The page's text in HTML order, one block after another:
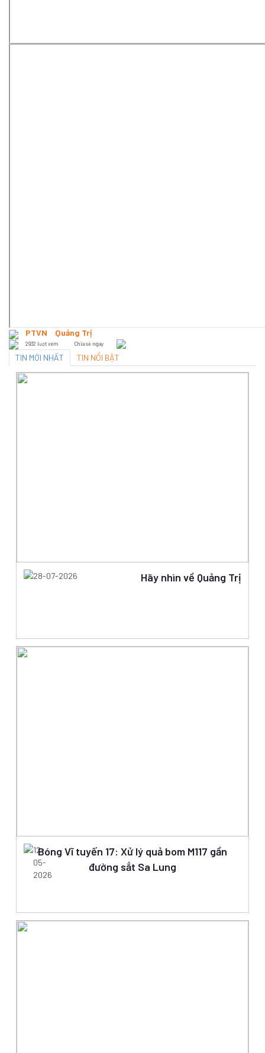
PTVN Quảng Trị
2932 lượt xem Chia sẻ ngay
TIN MỚI NHẤT TIN NỔI BẬT
Hãy nhìn về Quảng Trị
28-07-2026
Bóng Vĩ tuyến 17: Xử lý quả bom M117 gần
đường sắt Sa Lung
12-
05-
2026